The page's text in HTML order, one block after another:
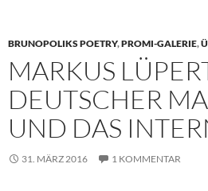
BRUNOPOLIKS POETRY,PROMI-GALERIE,
MARKUS
DEUTSCHER
UND DAS
31. MÄRZ 2016 1 KOMMENTAR